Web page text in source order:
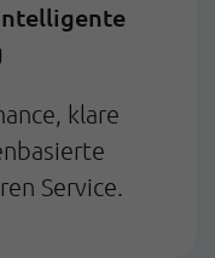
klare
Service.